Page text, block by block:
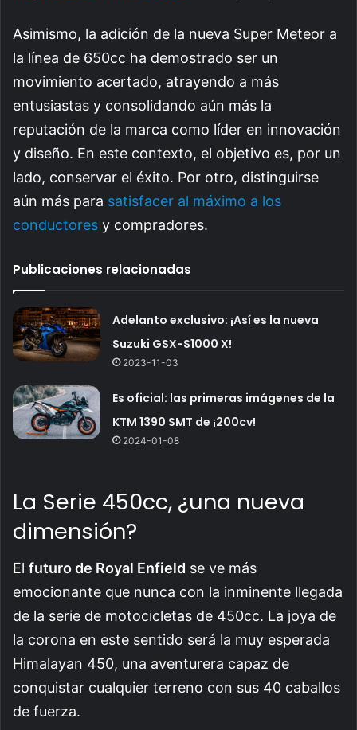
Asimismo, la adición de la nueva Super Meteor a
la línea de 650cc ha demostrado ser un
movimiento acertado, atrayendo a más
entusiastas y consolidando aún más la
reputación de la marca como líder en innovación
y diseño. En este contexto, el objetivo es, por un
lado, conservar el éxito. Por otro, distinguirse
aún más para satisfacer al máximo a los
conductores y compradores.
Publicaciones relacionadas
Adelanto exclusivo: ¡Así es la nueva
Suzuki GSX-S1000 X!
2023-11-03
Es oficial: las primeras imágenes de la
KTM 1390 SMT de ¡200cv!
2024-01-08
La Serie 450cc, ¿una nueva
dimensión?
El futuro de Royal Enfield se ve más
emocionante que nunca con la inminente llegada
de la serie de motocicletas de 450cc. La joya de
la corona en este sentido será la muy esperada
Himalayan 450, una aventurera capaz de
conquistar cualquier terreno con sus 40 caballos
de fuerza.